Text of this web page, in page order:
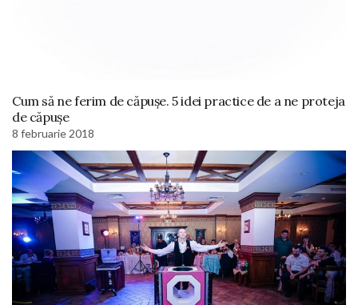
Cum să ne ferim de căpușe. 5 idei practice de a ne proteja
de căpușe
8 februarie 2018